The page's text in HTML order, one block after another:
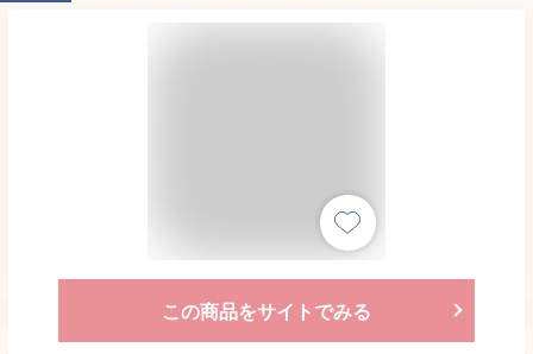
この商品をサイトでみる